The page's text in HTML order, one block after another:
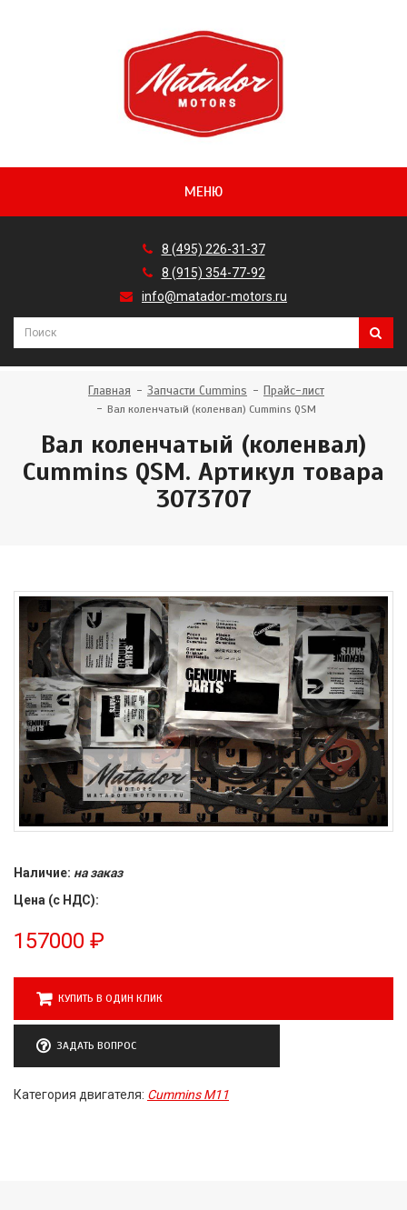
МЕНЮ
8 (495) 226-31-37
8 (915) 354-77-92
info@matador-motors.ru
Главная Запчасти Cummins Прайс-лист
Вал коленчатый (коленвал) Cummins QSM
Вал коленчатый (коленвал)
Cummins QSM. Артикул товара
3073707
Наличие: на заказ
Цена (с НДС):
157000 ₽
КУПИТЬ В ОДИН КЛИК
ЗАДАТЬ ВОПРОС
Категория двигателя: Cummins M11